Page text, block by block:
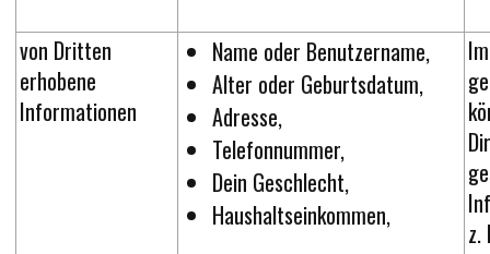
von Dritten
erhobene
Informationen
Name oder Benutzername,
Alter oder Geburtsdatum,
Adresse,
Telefonnummer,
Dein Geschlecht,
Haushaltseinkommen,
z.